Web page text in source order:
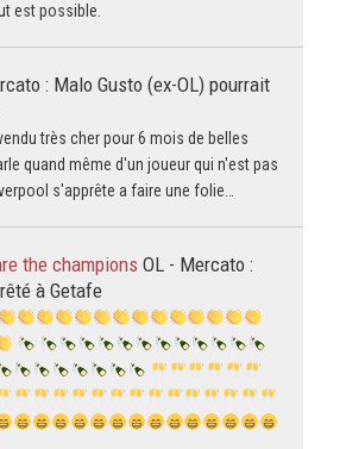
est possible.
: Malo Gusto (ex-OL) pourrait
très cher pour 6 mois de belles
quand même d'un joueur qui n'est pas
s'apprête a faire une folie…
the champions OL - Mercato :
à Getafe